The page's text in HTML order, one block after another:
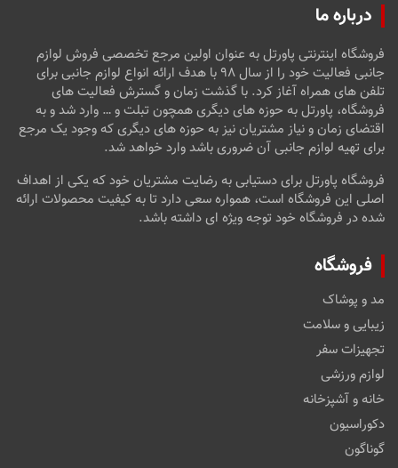
درباره ما
فروشگاه اینترنتی پاورتل به عنوان اولین مرجع تخصصی فروش لوازم
جانبی فعالیت خود را از سال ۹۸ با هدف ارائه انواع لوازم جانبی برای
تلفن های همراه آغاز کرد. با گذشت زمان و گسترش فعالیت های
فروشگاه، پاورتل به حوزه های دیگری همچون تبلت و … وارد شد و به
اقتضای زمان و نیاز مشتریان نیز به حوزه های دیگری که وجود یک مرجع
برای تهیه لوازم جانبی آن ضروری باشد وارد خواهد شد.
فروشگاه پاورتل برای دستیابی به رضایت مشتریان خود که یکی از اهداف
اصلی این فروشگاه است، همواره سعی دارد تا به کیفیت محصولات ارائه
شده در فروشگاه خود توجه ویژه ای داشته باشد.
فروشگاه
مد و پوشاک
زیبایی و سلامت
تجهیزات سفر
لوازم ورزشی
خانه و آشپزخانه
دکوراسیون
گوناگون